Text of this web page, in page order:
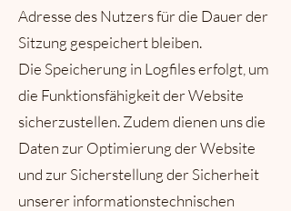
Adresse des Nutzers für die Dauer der
Sitzung gespeichert bleiben.
Die Speicherung in Logfiles erfolgt, um
die Funktionsfähigkeit der Website
sicherzustellen. Zudem dienen uns die
Daten zur Optimierung der Website
und zur Sicherstellung der Sicherheit
unserer informationstechnischen